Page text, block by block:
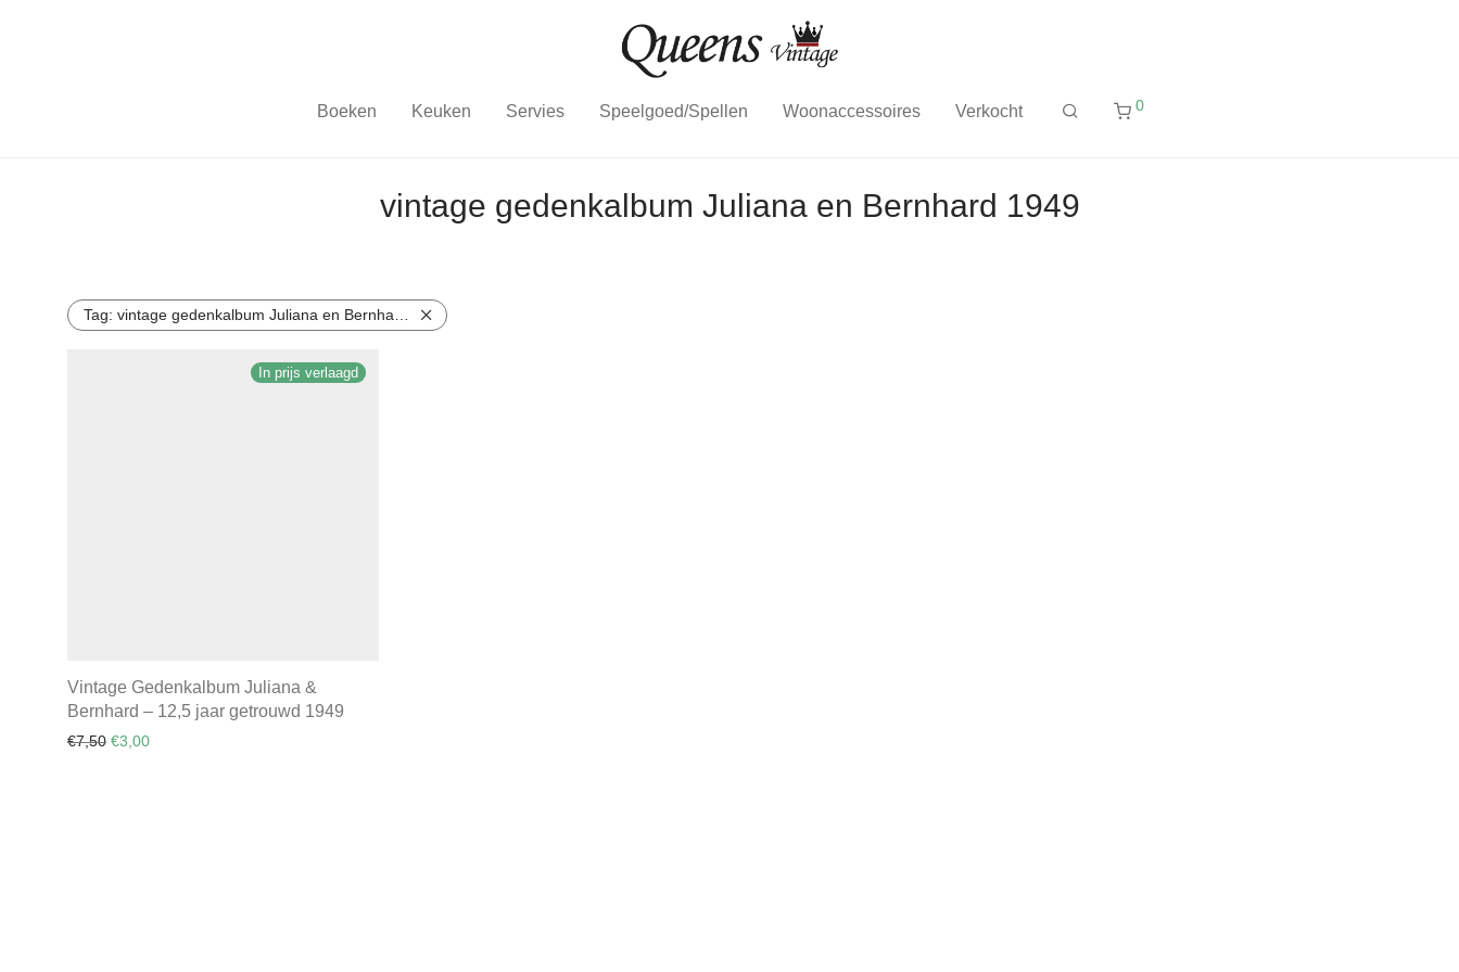
Boeken Keuken Servies Speelgoed/Spellen Woonaccessoires Verkocht 0
vintage gedenkalbum Juliana en Bernhard 1949
Tag: vintage gedenkalbum Juliana en Bernhard 1949
In prijs verlaagd
Vintage Gedenkalbum Juliana &
Bernhard – 12,5 jaar getrouwd 1949
€7,50 Oorspronkelijke prijs was: €7,50.
€3,00Huidige prijs is: €3,00.